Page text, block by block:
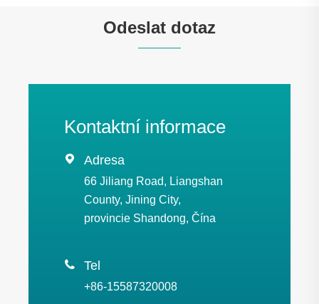
Odeslat dotaz
Kontaktní informace
 Adresa
66 Jiliang Road, Liangshan
County, Jining City,
provincie Shandong, Čína
 Tel
+86-15587320008